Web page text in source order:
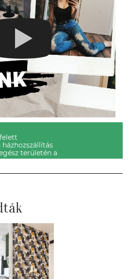
házhozszállítás
területén a